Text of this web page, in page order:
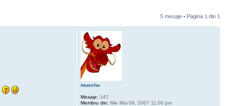
5 mesaje • Pagina 1 din 1
muschu
Mesaje: 147
Membru din: Mie Mai 09, 2007 11:00 pm